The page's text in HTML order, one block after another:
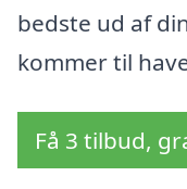
bedste ud af
kommer til
Få 3 tilbud,